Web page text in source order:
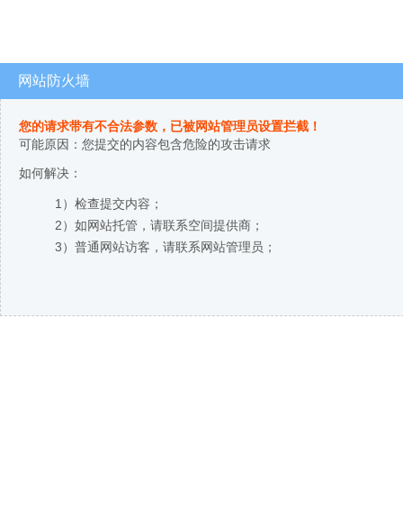
网站防火墙
您的请求带有不合法参数，已被网站管理员设置拦截！
可能原因：您提交的内容包含危险的攻击请求
如何解决：
1）检查提交内容；
2）如网站托管，请联系空间提供商；
3）普通网站访客，请联系网站管理员；